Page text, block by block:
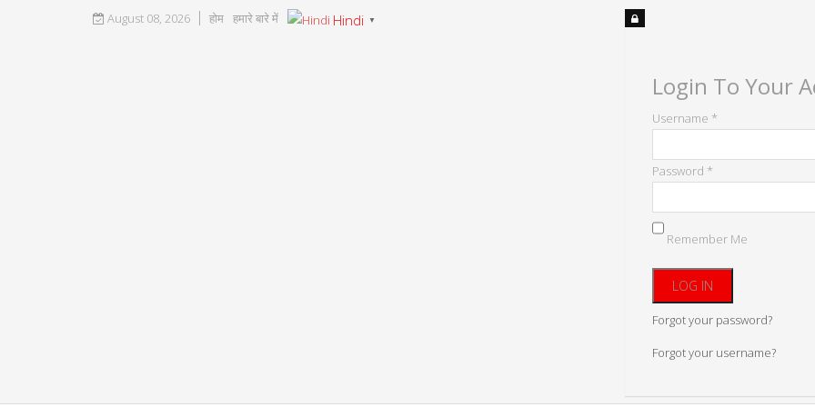
August 08, 2026 होम हमारे बारे में Hindi ▼
Login To Your
Username *
Password *
Remember Me
Forgot your password?
Forgot your username?